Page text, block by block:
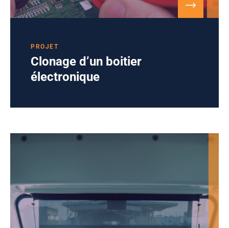
PROJET
Clonage d’un boitier
électronique